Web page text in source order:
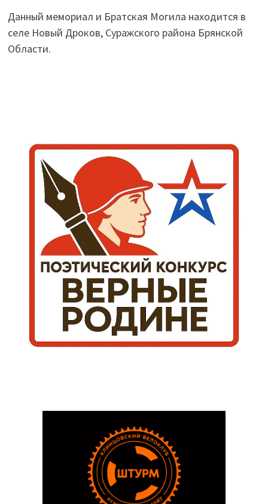
Данный мемориал и Братская Могила находится в
селе Новый Дроков, Суражского района Брянской
Области.